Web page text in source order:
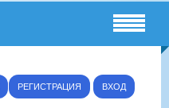
РЕГИСТРАЦИЯ ВХОД